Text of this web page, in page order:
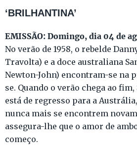
‘BRILHANTINA’
EMISSÃO: Domingo, dia 04 de
No verão de 1958, o rebelde
Travolta) e a doce australiana
Newton-John) encontram-se na
se. Quando o verão chega ao
está de regresso para a
nunca mais se encontrem
assegura-lhe que o amor de
começo.